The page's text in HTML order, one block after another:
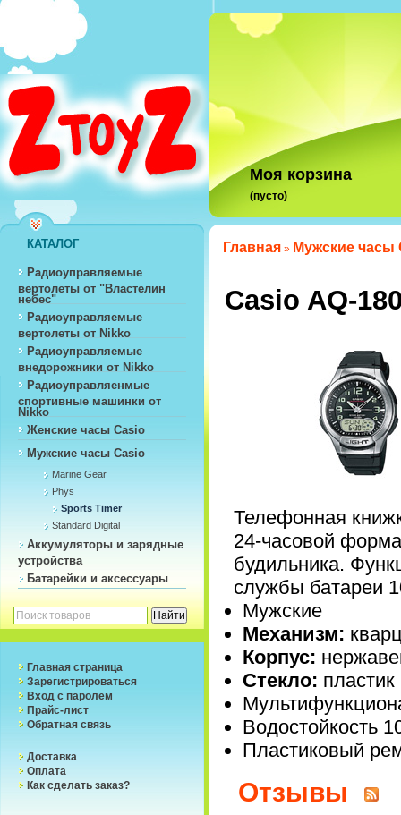
Моя корзина
(пусто)
КАТАЛОГ
Радиоуправляемые
вертолеты от "Властелин
небес"
Радиоуправляемые
вертолеты от Nikko
Радиоуправляемые
внедорожники от Nikko
Радиоуправляенмые
спортивные машинки от
Nikko
Женские часы Casio
Мужские часы Casio
Marine Gear
Phys
Sports Timer
Standard Digital
Аккумуляторы и зарядные
устройства
Батарейки и аксессуары
Главная страница
Зарегистрироваться
Вход с паролем
Прайс-лист
Обратная связь
Доставка
Оплата
Как сделать заказ?
Главная » Мужские часы
Casio AQ-
Телефонная
24-часовой
будильника.
службы батареи
Мужские
Механизм:
Корпус:
Стекло: пластик
Водостойкость
Пластиковый
Отзывы